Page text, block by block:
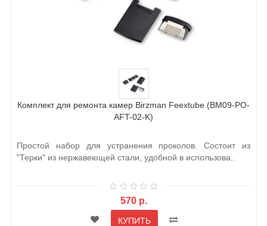
Комплект для ремонта камер Birzman Feextube (BM09-PO-
AFT-02-K)
Простой набор для устранения проколов. Состоит из
"Терки" из нержавеющей стали, удобной в использова..
570 р.
КУПИТЬ